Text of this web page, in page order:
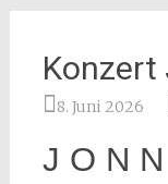
Konzert
8. Juni 2026
J O N